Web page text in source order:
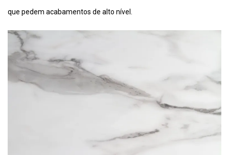
que pedem acabamentos de alto nível.